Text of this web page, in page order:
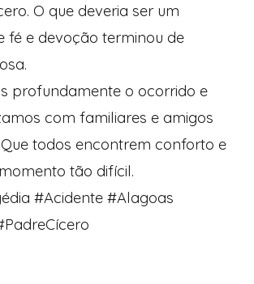
O que deveria ser um
fé e devoção terminou de
profundamente o ocorrido e
com familiares e amigos
todos encontrem conforto e
tão difícil.
#Acidente #Alagoas